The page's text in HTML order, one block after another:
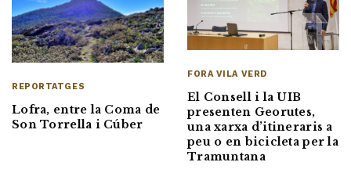
REPORTATGES
Lofra, entre la Coma de
Son Torrella i Cúber
FORA VILA VERD
El Consell i la UIB
presenten Georutes,
una xarxa d’itineraris a
peu o en bicicleta per la
Tramuntana